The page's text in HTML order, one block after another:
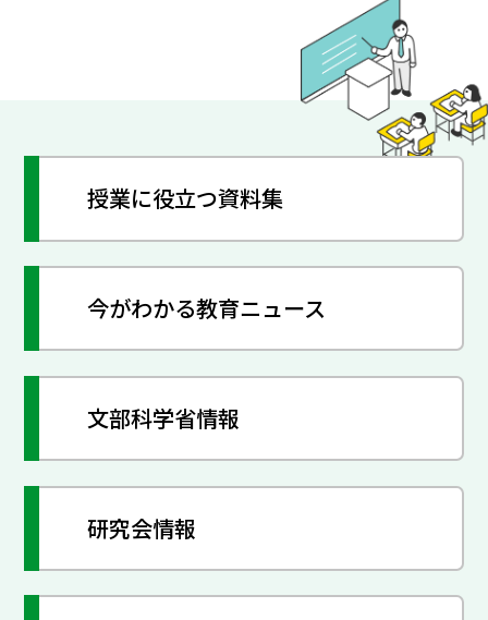
授業に役立つ資料集
今がわかる教育ニュース
文部科学省情報
研究会情報